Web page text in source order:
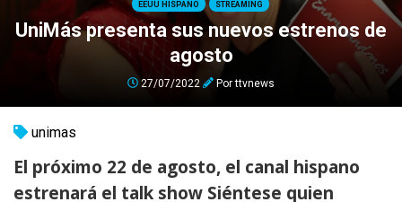
EEUU HISPANO STREAMING
UniMás presenta sus nuevos estrenos de
agosto
27/07/2022 Porttvnews
unimas
El próximo 22 de agosto, el canal hispano
estrenará el talk show Siéntese quien